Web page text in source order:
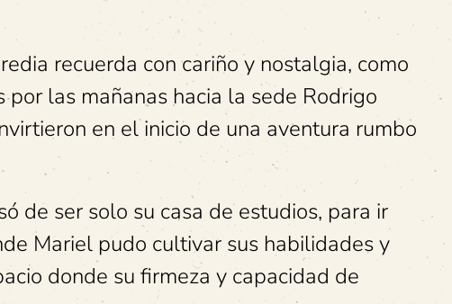
recuerda con cariño y nostalgia, como
las mañanas hacia la sede Rodrigo
en el inicio de una aventura rumbo
de ser solo su casa de estudios, para ir
Mariel pudo cultivar sus habilidades y
donde su firmeza y capacidad de